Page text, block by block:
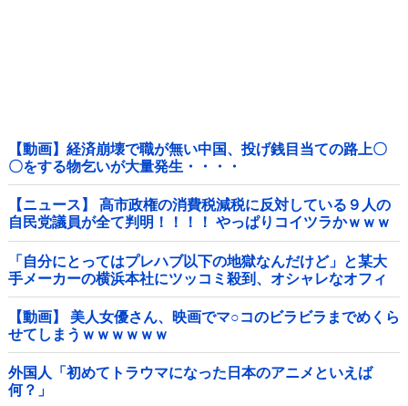
【動画】経済崩壊で職が無い中国、投げ銭目当ての路上〇
〇をする物乞いが大量発生・・・・
【ニュース】 高市政権の消費税減税に反対している９人の
自民党議員が全て判明！！！！ やっぱりコイツラかｗｗｗ
ｗｗ
「自分にとってはプレハブ以下の地獄なんだけど」と某大
手メーカーの横浜本社にツッコミ殺到、オシャレなオフィ
スに特化してしまった結果……他
【動画】 美人女優さん、映画でマ○コのビラビラまでめくら
せてしまうｗｗｗｗｗｗ
外国人「初めてトラウマになった日本のアニメといえば
何？」